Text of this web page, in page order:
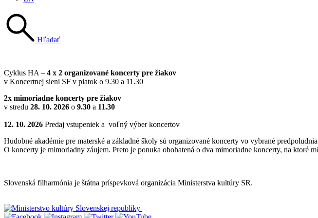
Hľadať
Cyklus HA – 4 x 2 organizované koncerty pre žiakov
v Koncertnej sieni SF v piatok o 9.30 a 11.30
2x mimoriadne koncerty pre žiakov
v stredu 28. 10. 2026 o 9.30 a 11.30
12. 10. 2026 Predaj vstupeniek a voľný výber koncertov
Hudobné akadémie pre materské a základné školy sú organizované koncerty vo vybrané
O koncerty je mimoriadny záujem. Preto je ponuka obohatená o dva mimoriadne koncerty, na
Slovenská filharmónia je štátna príspevková organizácia Ministerstva kultúry SR.